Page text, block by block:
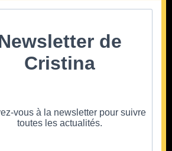
Team Building
de
Cristina
vous à la newsletter pour suivre
toutes les actualités.